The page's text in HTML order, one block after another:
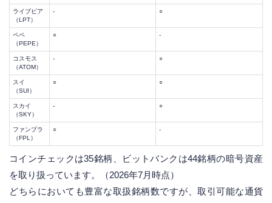
ライブピア
（LPT）
- ○
ペペ
（PEPE）
○ -
コスモス
（ATOM）
- ○
スイ
（SUI）
○ ○
スカイ
（SKY）
- ○
ファンプラ
（FPL）
○ -
コインチェックは35銘柄、ビットバンクは44銘柄の暗号資産
を取り扱っています。（2026年7月時点）
どちらにおいても豊富な取扱銘柄数ですが、取引可能な通貨